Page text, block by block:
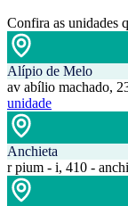
Confira as unidades
Alípio de Melo
av abílio machado,
unidade
Anchieta
r pium - i, 410 -